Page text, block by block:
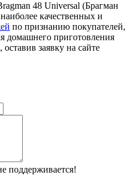
48 Universal (Брагман
качественных и
по признанию покупателей,
домашнего приготовления
заявку на сайте
поддерживается!